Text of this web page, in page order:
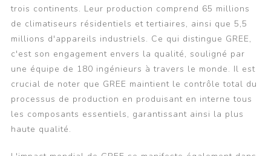
trois continents. Leur production comprend 65 millions
de climatiseurs résidentiels et tertiaires, ainsi que 5,5
millions d'appareils industriels. Ce qui distingue GREE,
c'est son engagement envers la qualité, souligné par
une équipe de 180 ingénieurs à travers le monde. Il est
crucial de noter que GREE maintient le contrôle total du
processus de production en produisant en interne tous
les composants essentiels, garantissant ainsi la plus
haute qualité.